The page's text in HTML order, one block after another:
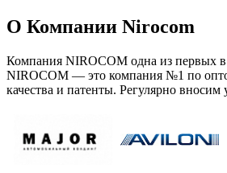
О Компании Nirocom
Компания NIROCOM одна из первых
NIROCOM — это компания №1 по
качества и патенты. Регулярно